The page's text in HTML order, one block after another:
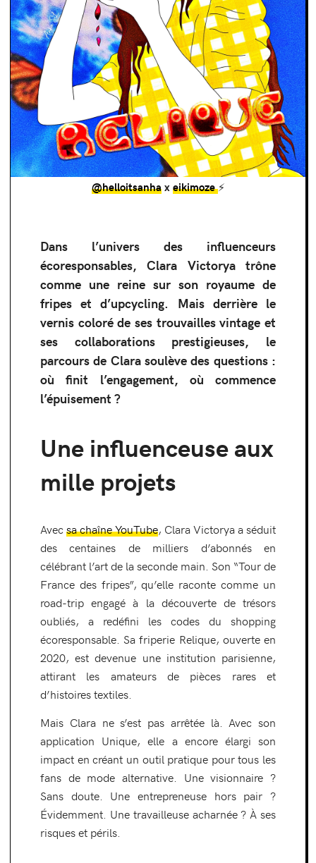
@helloitsanhax eikimoze⚡️
Dans l’univers des influenceurs
écoresponsables, Clara Victorya trône
comme une reine sur son royaume de
fripes et d’upcycling. Mais derrière le
vernis coloré de ses trouvailles vintage et
ses collaborations prestigieuses, le
parcours de Clara soulève des questions :
où finit l’engagement, où commence
l’épuisement ?
Une influenceuse aux
mille projets
Avec sa chaîne YouTube, Clara Victorya a séduit
des centaines de milliers d’abonnés en
célébrant l’art de la seconde main. Son “Tour de
France des fripes”, qu’elle raconte comme un
road-trip engagé à la découverte de trésors
oubliés, a redéfini les codes du shopping
écoresponsable. Sa friperie Relique, ouverte en
2020, est devenue une institution parisienne,
attirant les amateurs de pièces rares et
d’histoires textiles.
Mais Clara ne s’est pas arrêtée là. Avec son
application Unique, elle a encore élargi son
impact en créant un outil pratique pour tous les
fans de mode alternative. Une visionnaire ?
Sans doute. Une entrepreneuse hors pair ?
Évidemment. Une travailleuse acharnée ? À ses
risques et périls.